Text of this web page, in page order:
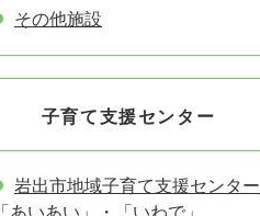
その他施設
子育て支援センター
岩出市地域子育て支援センター
「あいあい」・「いわで」